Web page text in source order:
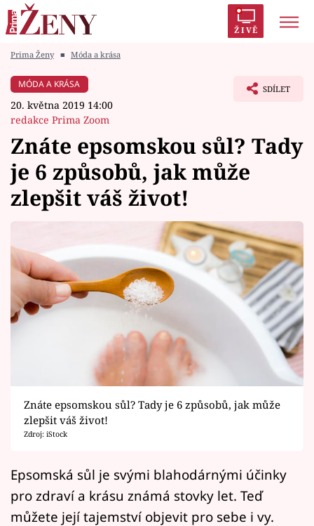
ŽIVĚ
Módní alarm
Témata
Celebrity
Vztahy
Seriály
Horoskopy
Sledujte prima+
Filmový festival Karlovy Vary
Pořady
Přihlášení
Prima Ženy ■ Móda a krása
MÓDA A KRÁSA
20. května 2019 14:00
redakce Prima Zoom
SDÍLET
Znáte epsomskou sůl? Tady
je 6 způsobů, jak může
zlepšit váš život!
Znáte epsomskou sůl? Tady je 6 způsobů, jak může
zlepšit váš život!
Zdroj: iStock
Epsomská sůl je svými blahodárnými účinky
pro zdraví a krásu známá stovky let. Teď
můžete její tajemství objevit pro sebe i vy.